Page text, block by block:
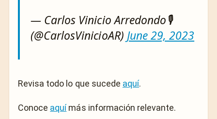
— Carlos Vinicio Arredondo🎙
(@CarlosVinicioAR) June 29, 2023
Revisa todo lo que sucede aquí.
Conoce aquímás información relevante.